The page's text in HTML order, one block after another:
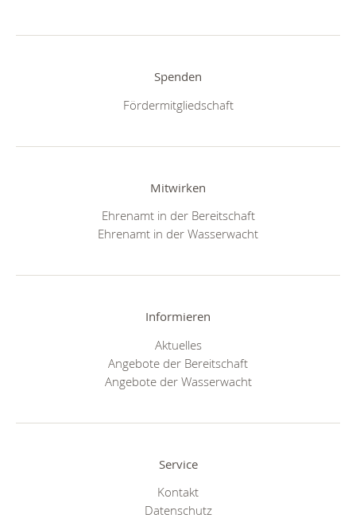
Spenden
Fördermitgliedschaft
Mitwirken
Ehrenamt in der Bereitschaft
Ehrenamt in der Wasserwacht
Informieren
Aktuelles
Angebote der Bereitschaft
Angebote der Wasserwacht
Service
Kontakt
Datenschutz